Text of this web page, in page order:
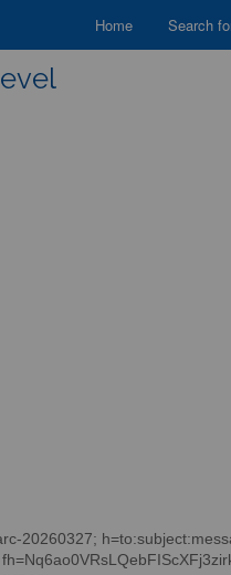
Home Search
20260327;